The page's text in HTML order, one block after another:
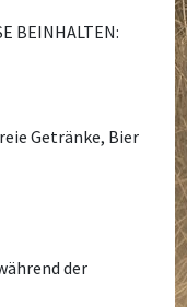
BEINHALTEN:
Getränke, Bier
der